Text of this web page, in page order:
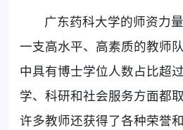
广东药科大学的师资力
一支高水平、高素质的教师
中具有博士学位人数占比超
学、科研和社会服务方面都
许多教师还获得了各种荣誉和